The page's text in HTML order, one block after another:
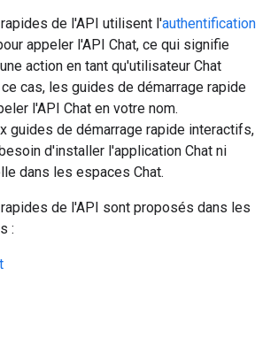
de l'API utilisent l'authentification
appeler l'API Chat, ce qui signifie
action en tant qu'utilisateur Chat
cas, les guides de démarrage rapide
l'API Chat en votre nom.
guides de démarrage rapide interactifs,
d'installer l'application Chat ni
dans les espaces Chat.
de l'API sont proposés dans les
: